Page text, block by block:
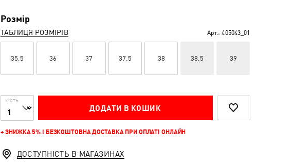
Розмір
ТАБЛИЦЯ РОЗМІРІВ Арт.: 405043_01
35.5 36 37 37.5 38 38.5 39
К-СТЬ
ДОДАТИ В КОШИК
+ ЗНИЖКА 5% І БЕЗКОШТОВНА ДОСТАВКА ПРИ ОПЛАТІ ОНЛАЙН
ДОСТУПНІСТЬ В МАГАЗИНАХ